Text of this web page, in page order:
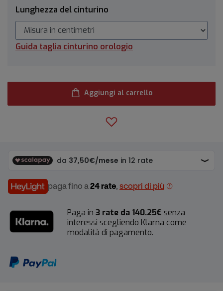
Lunghezza del cinturino
Guida taglia cinturino orologio
Aggiungi al carrello
paga fino a 24 rate, scopri di più
Paga in 3 rate da 140.25€ senza
interessi scegliendo Klarna come
modalità di pagamento.